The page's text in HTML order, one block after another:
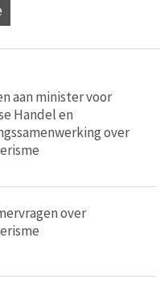
aan minister voor
Handel en
over
over